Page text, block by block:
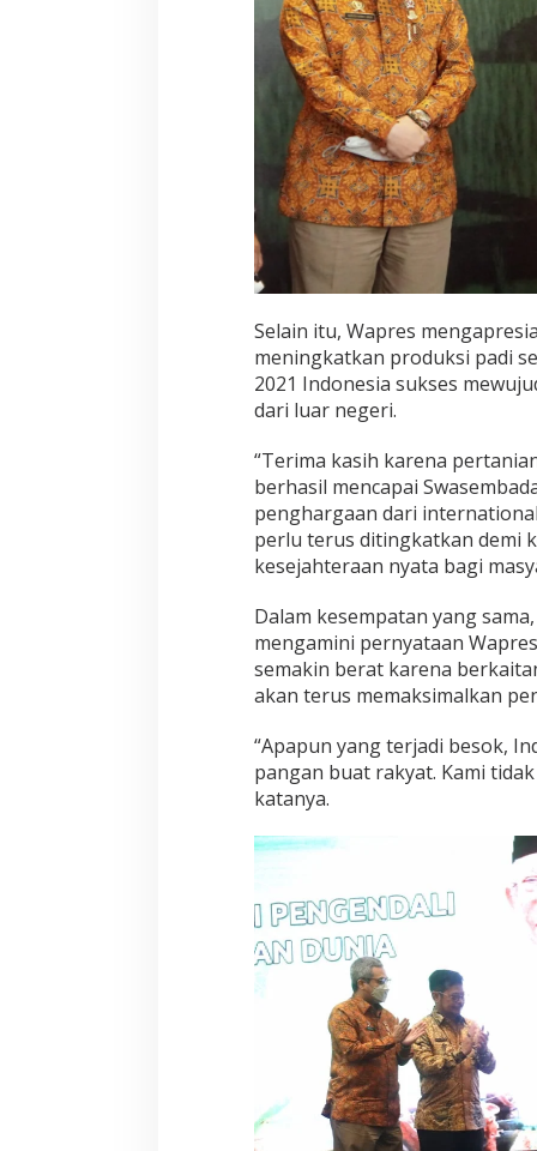
Selain itu, Wapres
meningkatkan produksi padi
2021 Indonesia sukses
dari luar negeri.
“Terima kasih karena
berhasil mencapai
penghargaan dari
perlu terus ditingkatkan demi
kesejahteraan nyata bagi
Dalam kesempatan yang
mengamini pernyataan
semakin berat karena
akan terus memaksimalkan
“Apapun yang terjadi besok,
pangan buat rakyat. Kami
katanya.